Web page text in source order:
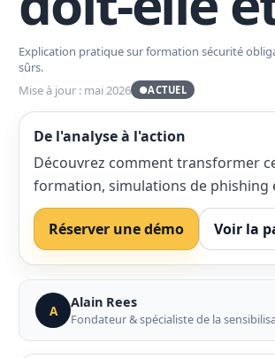
Explication pratique sur formation sécurité
sûrs.
Mise à jour : mai 2026
●ACTUEL
De l'analyse à l'action
Découvrez comment transformer
formation, simulations de phishing
Réserver une démo Voir la
A Alain Rees
Fondateur & spécialiste de la